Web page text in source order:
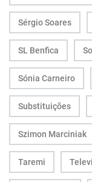
Sérgio Soares
SL Benfica
Sónia Carneiro
Substituições
Szimon Marciniak
Taremi